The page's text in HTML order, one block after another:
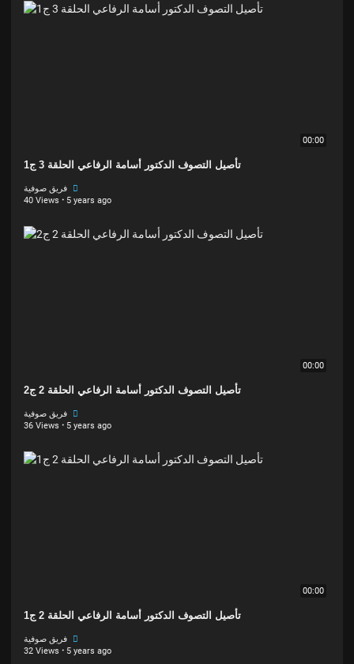
00:00
تأصيل التصوف الدكتور أسامة الرفاعي الحلقة 3 ج1
40 Views · 5 years ago
00:00
تأصيل التصوف الدكتور أسامة الرفاعي الحلقة 2 ج2
36 Views · 5 years ago
00:00
تأصيل التصوف الدكتور أسامة الرفاعي الحلقة 2 ج1
32 Views · 5 years ago